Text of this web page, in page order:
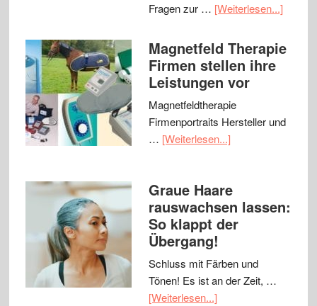
Fragen zur … [Weiterlesen...]
Magnetfeld Therapie
Firmen stellen ihre
Leistungen vor
Magnetfeldtherapie
Firmenportraits Hersteller und
… [Weiterlesen...]
Graue Haare
rauswachsen lassen:
So klappt der
Übergang!
Schluss mit Färben und
Tönen! Es ist an der Zeit, …
[Weiterlesen...]